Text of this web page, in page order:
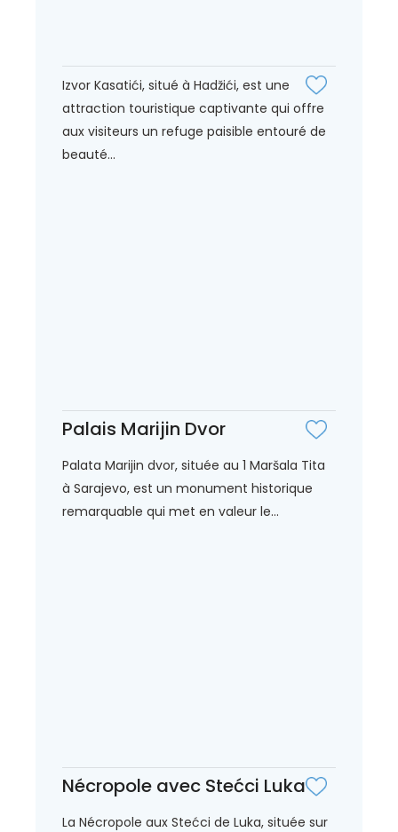
Izvor Kasatići, situé à Hadžići, est une
attraction touristique captivante qui offre
aux visiteurs un refuge paisible entouré de
beauté...
Palais Marijin Dvor
Palata Marijin dvor, située au 1 Maršala Tita
à Sarajevo, est un monument historique
remarquable qui met en valeur le...
Nécropole avec Stećci Luka
La Nécropole aux Stećci de Luka, située sur